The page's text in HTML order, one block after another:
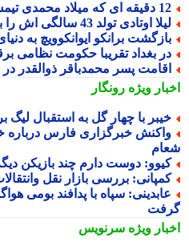
میلاد محمدی تیمش را ناک اوت کرد!
اوتادی تولد 43 سالگی اش را به این شکل جشن گرفت
برانکو ایوانکوویچ به دنیای
بغداد تقریبا حکومت نظامی
پسر محمدباقر ذوالقدر در
ویژهرونگار
با چهار گل به استقبال لیگ
خبرگزاری فارس درباره
دوست دارم چند بازیکن دیگر
بررسی بازار نقل
سپاه با پدافند بومی
ویژهسرنویس